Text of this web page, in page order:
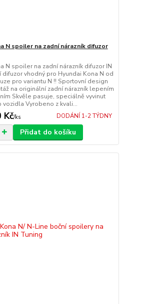
N spoiler na zadní nárazník difuzor
N spoiler na zadní nárazník difuzor IN
difuzor vhodný pro Hyundai Kona N od
pro variantu N !! Sportovní design
na originální zadní nárazník lepením
Skvěle pasuje, speciálně vyvinut
vozidla Vyrobeno z kvali...
Kč/ks DODÁNÍ 1-2 TÝDNY
Přidat do košíku